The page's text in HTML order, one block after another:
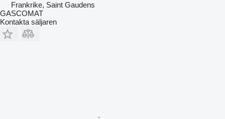
Frankrike, Saint Gaudens
GASCOMAT
Kontakta säljaren